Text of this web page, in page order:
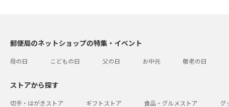
郵便局のネットショップの特集・イベント
母の日 こどもの日 父の日 お中元 敬老の日
ストアから探す
切手・はがきストア ギフトストア 食品・グルメストア グ